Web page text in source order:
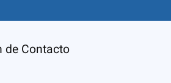
de Contacto